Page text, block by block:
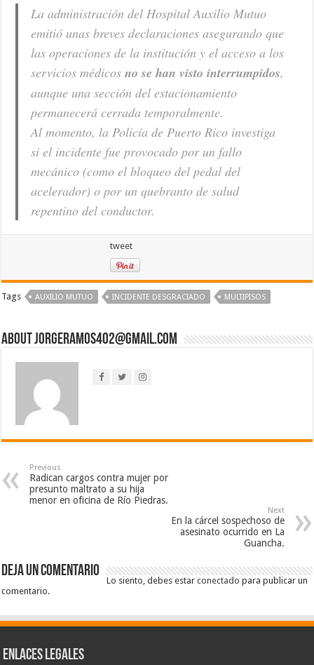
La administración del Hospital Auxilio Mutuo
emitió unas breves declaraciones asegurando que
las operaciones de la institución y el acceso a los
servicios médicosno se han visto interrumpidos,
aunque una sección del estacionamiento
permanecerá cerrada temporalmente.
Al momento, la Policía de Puerto Rico investiga
si el incidente fue provocado por un fallo
mecánico (como el bloqueo del pedal del
acelerador) o por un quebranto de salud
repentino del conductor.
tweet
Tags AUXILIO MUTUO INCIDENTE DESGRACIADO MULTIPISOS
About jorgeramos402@gmail.com
Previous
Radican cargos contra mujer por
presunto maltrato a su hija
menor en oficina de Río Piedras.
Next
En la cárcel sospechoso de
asesinato ocurrido en La
Guancha.
Deja un comentario
Lo siento, debes estarconectado para publicar un
comentario.
Enlaces Legales